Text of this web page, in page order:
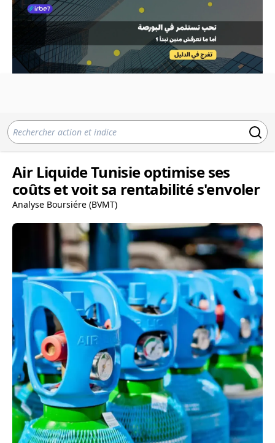
Air Liquide Tunisie optimise ses
coûts et voit sa rentabilité s'envoler
Analyse Boursiére (BVMT)